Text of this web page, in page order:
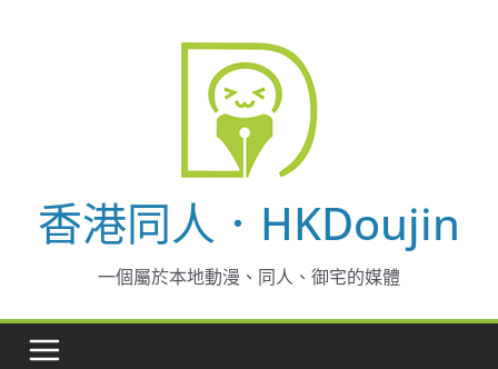
香港同人．HKDoujin
一個屬於本地動漫、同人、御宅的媒體